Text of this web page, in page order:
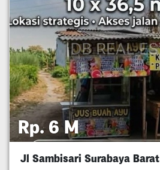
Rp. 6 M
Jl Sambisari Surabaya Barat